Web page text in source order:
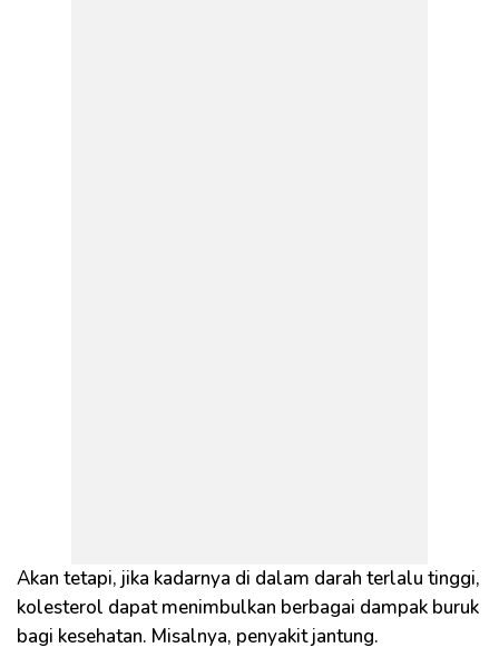
Akan tetapi, jika kadarnya di dalam darah terlalu tinggi,
kolesterol dapat menimbulkan berbagai dampak buruk
bagi kesehatan. Misalnya, penyakit jantung.